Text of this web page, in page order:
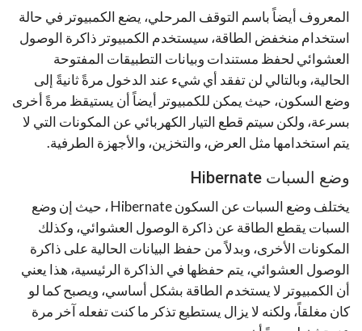
المعروف أيضاً باسم التوقف المرحلي، يضع الكمبيوتر في حالة
استخدام منخفض الطاقة، سيستخدم الكمبيوتر ذاكرة الوصول
العشوائي لحفظ مستندات وبيانات التطبيقات المفتوحة
الحالية، وبالتالي لن تفقد أي شيء عند الدخول مرةً ثانيةً إلى
وضع السكون، حيث يمكن للكمبيوتر أيضاً أن يستيقظ مرةً أخرى
بسرعة، ولكن سيتم قطع التيار الكهربائي عن المكونات التي لا
يتم استخدامها مثل العرض، والتخزين، والأجهزة الطرفية.
وضع السبات Hibernate
يختلف وضع السبات عن السكون Hibernate ، حيث إن وضع
السبات يقطع الطاقة عن ذاكرة الوصول العشوائي، وكذلك
المكونات الأخرى، وبدلاً من حفظ البيانات الحالية على ذاكرة
الوصول العشوائي، يتم حفظها في الذاكرة الرئيسية، هذا يعني
أن الكمبيوتر لا يستخدم الطاقة بشكل أساسي، ويصبح كما لو
كان مغلقاً، ولكنه لا يزال يستطيع تذكر ما كنت تفعله آخر مرة